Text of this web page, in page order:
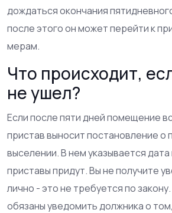
дождаться окончания
после этого он может перейти к
мерам.
Что происходит,
не ушел?
Если после пяти дней помещение
пристав выносит постановление о
выселении. В нем указывается
приставы придут. Вы не получите
лично - это не требуется по
обязаны уведомить должника о